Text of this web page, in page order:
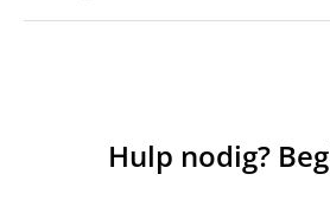
Hulp nodig?